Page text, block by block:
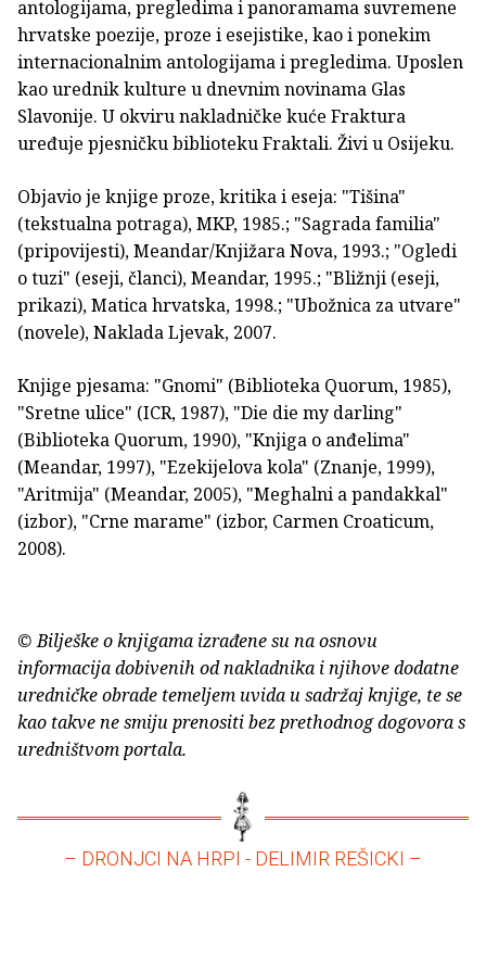
antologijama, pregledima i panoramama suvremene
hrvatske poezije, proze i esejistike, kao i ponekim
inter­nacionalnim antologijama i pregledima. Uposlen
kao urednik kulture u dnevnim novinama Glas
Slavonije. U okviru nakladničke kuće Fraktura
uređuje pjesničku biblioteku Fraktali. Živi u Osijeku.
Objavio je knjige proze, kritika i eseja: "Tišina"
(tekstualna potraga), MKP, 1985.; "Sagrada familia"
(pripovijesti), Meandar/Knjižara Nova, 1993.; "Ogledi
o tuzi" (eseji, članci), Meandar, 1995.; "Bližnji (eseji,
prikazi), Matica hrvatska, 1998.; "Ubožnica za utvare"
(novele), Naklada Ljevak, 2007.
Knjige pjesama: "Gnomi" (Biblioteka Quorum, 1985),
"Sretne ulice" (ICR, 1987), "Die die my darling"
(Biblioteka Quorum, 1990), "Knjiga o anđelima"
(Meandar, 1997), "Ezekijelova kola" (Znanje, 1999),
"Aritmija" (Meandar, 2005), "Meghalni a pandakkal"
(izbor), "Crne marame" (izbor, Carmen Croaticum,
2008).
© Bilješke o knjigama izrađene su na osnovu
informacija dobivenih od nakladnika i njihove dodatne
uredničke obrade temeljem uvida u sadržaj knjige, te se
kao takve ne smiju prenositi bez prethodnog dogovora s
uredništvom portala.
– DRONJCI NA HRPI - DELIMIR REŠICKI –